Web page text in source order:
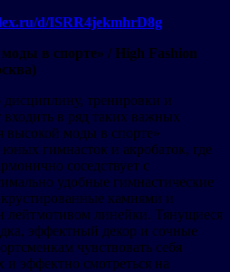
d/ISRR4jekmhrD8g
в спорте» / High Fashion
тренировки и
в ряд таких важных
высокой моды в спорте»
гимнасток и акробаток, где
соседствует с
удобные гимнастические
камнями и
лейтмотивом линейки. Тянущиеся
эффектный декор и сочные
чувствовать себя
и эффектно смотреться на